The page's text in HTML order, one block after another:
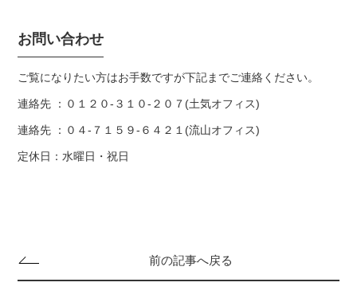
お問い合わせ
ご覧になりたい方はお手数ですが下記までご連絡ください。
連絡先 ：０１２０-３１０-２０７(土気オフィス)
連絡先 ：０４-７１５９-６４２１(流山オフィス)
定休日：水曜日・祝日
前の記事へ戻る